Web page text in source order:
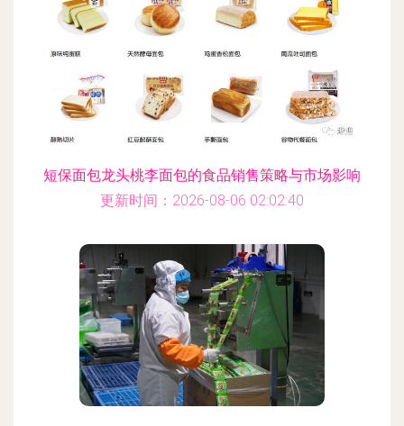
短保面包龙头桃李面包的食品销售策略与市场影响
更新时间：2026-08-06 02:02:40